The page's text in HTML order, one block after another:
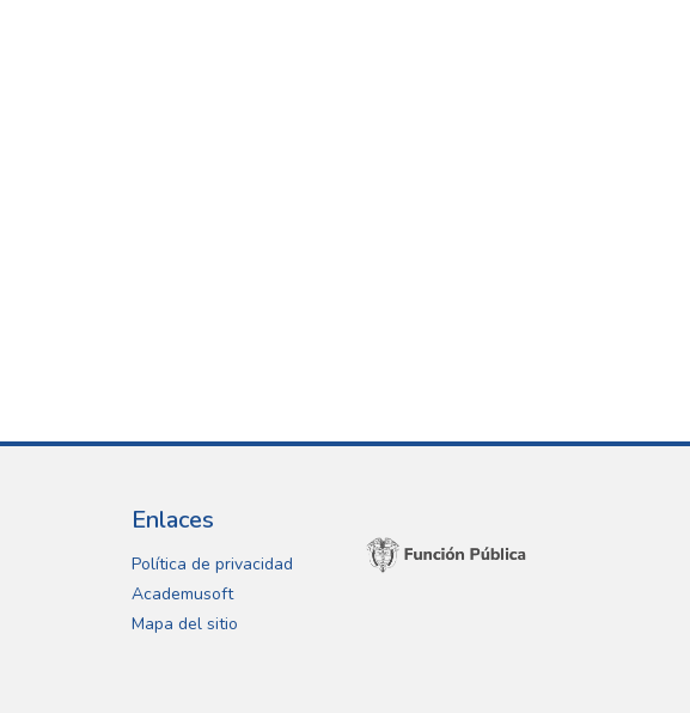
Enlaces
Política de privacidad
Academusoft
Mapa del sitio